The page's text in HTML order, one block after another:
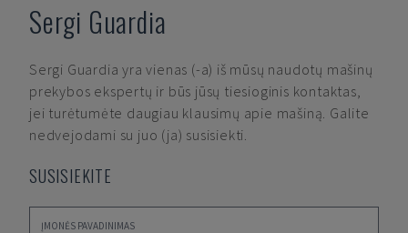
Sergi Guardia
Sergi Guardia yra vienas (-a) iš mūsų naudotų mašinų
prekybos ekspertų ir būs jūsų tiesioginis kontaktas,
jei turėtumėte daugiau klausimų apie mašiną. Galite
nedvejodami su juo (ja) susisiekti.
SUSISIEKITE